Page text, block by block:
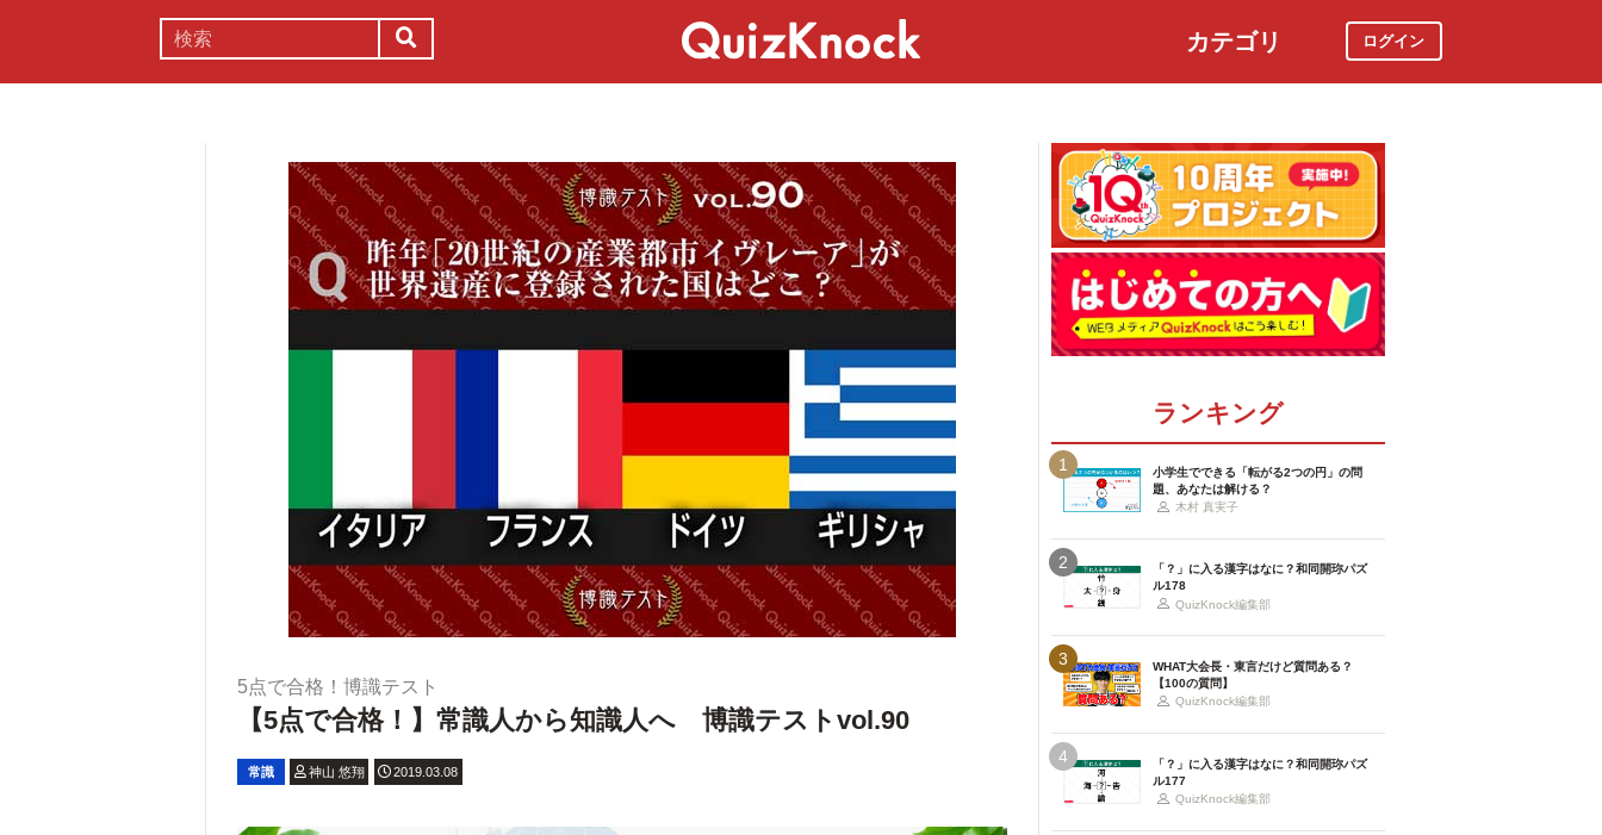
カテゴリ ログイン
5点で合格！博識テスト
【5点で合格！】常識人から知識人へ 博識テストvol.90
常識 神山 悠翔 2019.03.08
ランキング
1
小学生でできる「転がる2つの円」の問
題、あなたは解ける？
木村 真実子
2
「？」に入る漢字はなに？和同開珎パズ
ル178
QuizKnock編集部
3
WHAT大会長・東言だけど質問ある？
【100の質問】
QuizKnock編集部
4
「？」に入る漢字はなに？和同開珎パズ
ル177
QuizKnock編集部